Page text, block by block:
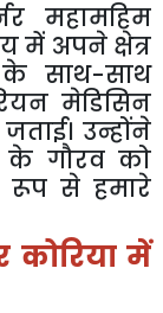
महामहिम
में अपने क्षेत्र
के साथ-साथ
मेडिसिन
जताई। उन्होंने
के गौरव को
रूप से हमारे
कोरिया में